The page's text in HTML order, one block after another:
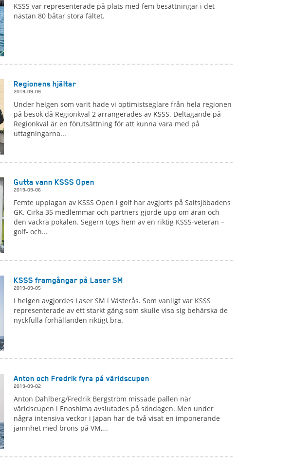
KSSS var representerade på plats med fem besättningar i det
nästan 80 båtar stora fältet.
Regionens hjältar
2019-09-09
Under helgen som varit hade vi optimistseglare från hela regionen
på besök då Regionkval 2 arrangerades av KSSS. Deltagande på
Regionkval är en förutsättning för att kunna vara med på
uttagningarna...
Gutta vann KSSS Open
2019-09-06
Femte upplagan av KSSS Open i golf har avgjorts på Saltsjöbadens
GK. Cirka 35 medlemmar och partners gjorde upp om äran och
den vackra pokalen. Segern togs hem av en riktig KSSS-veteran –
golf- och...
KSSS framgångar på Laser SM
2019-09-05
I helgen avgjordes Laser SM i Västerås. Som vanligt var KSSS
representerade av ett starkt gäng som skulle visa sig behärska de
nyckfulla förhållanden riktigt bra.
Anton och Fredrik fyra på världscupen
2019-09-02
Anton Dahlberg/Fredrik Bergström missade pallen när
världscupen i Enoshima avslutades på söndagen. Men under
några intensiva veckor i Japan har de två visat en imponerande
jämnhet med brons på VM,...